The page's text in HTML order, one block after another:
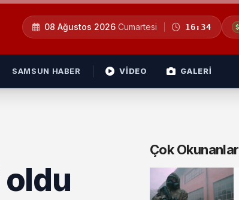
08 Ağustos 2026 Cumartesi 16:34
SAMSUN HABER VİDEO GALERİ
oldu
Çok Okunanlar